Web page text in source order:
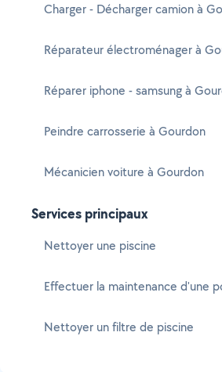
Charger - Décharger camion à
Réparateur électroménager à
Réparer iphone - samsung à
Peindre carrosserie à Gourdon
Mécanicien voiture à Gourdon
Services principaux
Nettoyer une piscine
Effectuer la maintenance d'une
Nettoyer un filtre de piscine